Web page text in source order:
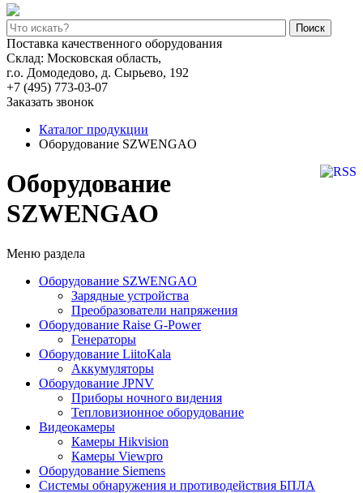
Поиск
Поставка качественного оборудования
Склад: Московская область,
г.о. Домодедово, д. Сырьево, 192
+7 (495) 773-03-07
Заказать звонок
Каталог продукции
Оборудование SZWENGAO
Оборудование
SZWENGAO
Меню раздела
Оборудование SZWENGAO
Зарядные устройства
Преобразователи напряжения
Оборудование Raise G-Power
Генераторы
Оборудование LiitoKala
Аккумуляторы
Оборудование JPNV
Приборы ночного видения
Тепловизионное оборудование
Видеокамеры
Камеры Hikvision
Камеры Viewpro
Оборудование Siemens
Системы обнаружения и противодействия БПЛА